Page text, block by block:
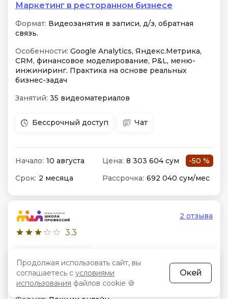
Маркетинг в ресторанном бизнесе
Формат: Видеозанятия в записи, д/з, обратная
связь.
Особенности: Google Analytics, Яндекс.Метрика,
CRM, финансовое моделирование, P&L, меню-
инжиниринг. Практика на основе реальных
бизнес-задач
Занятий: 35 видеоматериалов
Бессрочный доступ Чат
Начало: 10 августа Цена: 8 303 604 сум
-50 %
Срок: 2 месяца Рассрочка: 692 040 сум/мес
3.3
2 отзыва
Курсы управляющего рестораном
Продолжая использовать сайт, вы
соглашаетесь с условиями
использования файлов cookie 🍪
Окей